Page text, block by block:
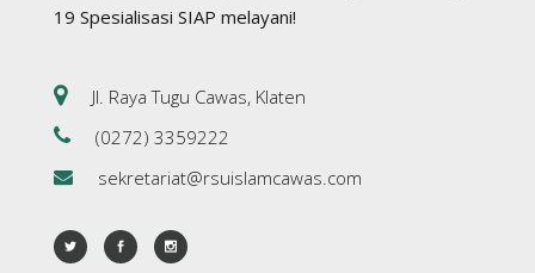
19 Spesialisasi SIAP melayani!
Jl. Raya Tugu Cawas, Klaten
(0272) 3359222
sekretariat@rsuislamcawas.com